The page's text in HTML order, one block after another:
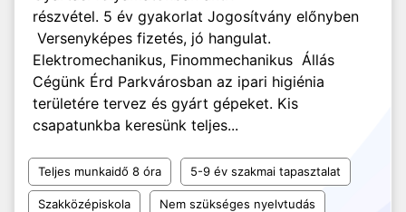
részvétel. 5 év gyakorlat Jogosítvány előnyben
Versenyképes fizetés, jó hangulat.
Elektromechanikus, Finommechanikus Állás
Cégünk Érd Parkvárosban az ipari higiénia
területére tervez és gyárt gépeket. Kis
csapatunkba keresünk teljes...
Teljes munkaidő 8 óra 5-9 év szakmai tapasztalat
Szakközépiskola Nem szükséges nyelvtudás